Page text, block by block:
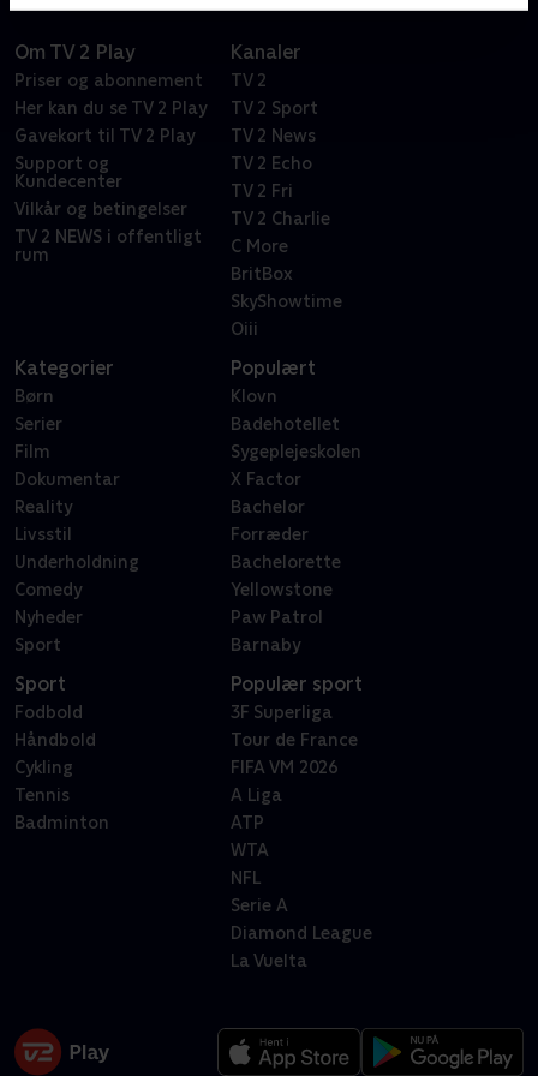
Om TV 2 Play
Priser og abonnement
Her kan du se TV 2 Play
Gavekort til TV 2 Play
Support og
Kundecenter
Vilkår og betingelser
TV 2 NEWS i offentligt
rum
Kanaler
TV 2
TV 2 Sport
TV 2 News
TV 2 Echo
TV 2 Fri
TV 2 Charlie
C More
BritBox
SkyShowtime
Oiii
Kategorier
Børn
Serier
Film
Dokumentar
Reality
Livsstil
Underholdning
Comedy
Nyheder
Sport
Populært
Klovn
Badehotellet
Sygeplejeskolen
X Factor
Bachelor
Forræder
Bachelorette
Yellowstone
Paw Patrol
Barnaby
Sport
Fodbold
Håndbold
Cykling
Tennis
Badminton
Populær sport
3F Superliga
Tour de France
FIFA VM 2026
A Liga
ATP
WTA
NFL
Serie A
Diamond League
La Vuelta